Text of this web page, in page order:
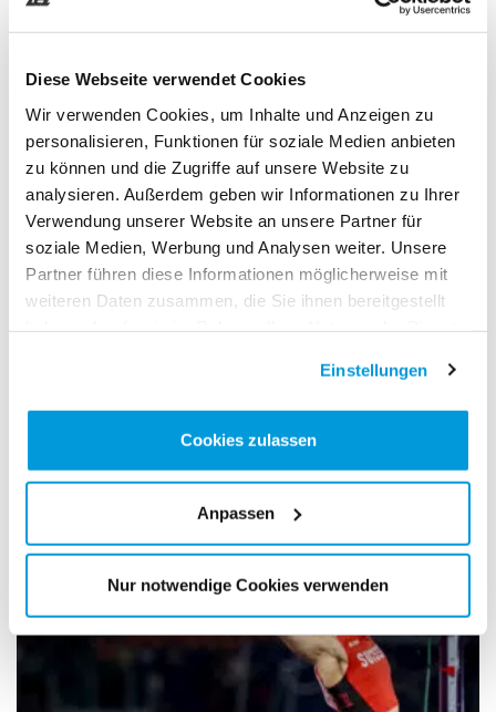
Diese Webseite verwendet Cookies
Wir verwenden Cookies, um Inhalte und Anzeigen zu
personalisieren, Funktionen für soziale Medien anbieten
zu können und die Zugriffe auf unsere Website zu
analysieren. Außerdem geben wir Informationen zu Ihrer
Verwendung unserer Website an unsere Partner für
soziale Medien, Werbung und Analysen weiter. Unsere
Partner führen diese Informationen möglicherweise mit
weiteren Daten zusammen, die Sie ihnen bereitgestellt
Einstellungen
Cookies zulassen
Anpassen
Nur notwendige Cookies verwenden
Ähnliche Artikel
Das sind die nächsten internationalen LCZ-